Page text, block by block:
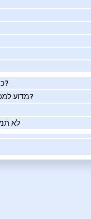
כמה העסק שלך שווה באמת?
מדוע למכור את העסק שלך בעזרתנו?
לא